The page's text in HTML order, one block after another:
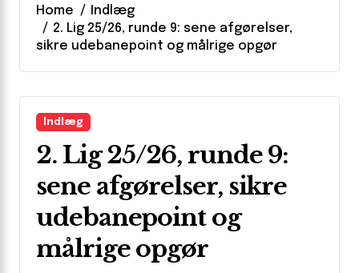
Home
Indlæg
2. Lig 25/26, runde 9: sene afgørelser,
sikre udebanepoint og målrige opgør
Indlæg
2. Lig 25/26, runde 9:
sene afgørelser, sikre
udebanepoint og
målrige opgør